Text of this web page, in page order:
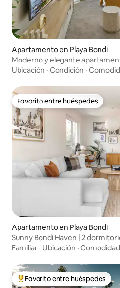
Apartamento en Playa Bondi
Moderno y elegante
aire acondicionado, barbacoa y
Ubicación · Condición ·
Favorito entre huéspedes
Favorito entre huéspedes
Apartamento en Playa Bondi
Sunny Bondi Haven | 2
estacionamiento
Familiar · Ubicación ·
Favorito entre huéspedes
Favorito entre huéspedes